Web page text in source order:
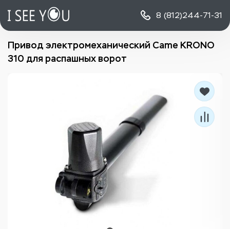
8 (812)244-71-31
Привод электромеханический Came KRONO
310 для распашных ворот